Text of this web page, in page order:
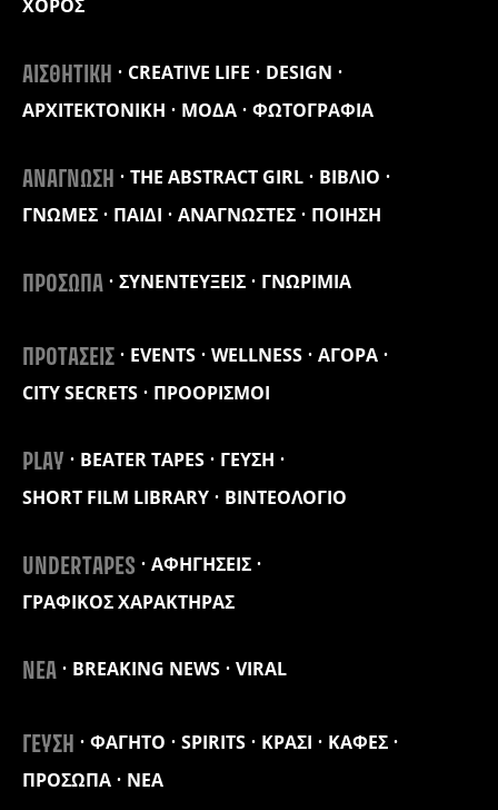
ΧΟΡΟΣ
ΑΙΣΘΗΤΙΚΗ CREATIVE LIFE
DESIGN
ΑΡΧΙΤΕΚΤΟΝΙΚΗ
ΜΟΔΑ ΦΩΤΟΓΡΑΦΙΑ
ΑΝΑΓΝΩΣΗ THE ABSTRACT GIRL
ΒΙΒΛΙΟ
ΓΝΩΜΕΣ
ΠΑΙΔΙ ΑΝΑΓΝΩΣΤΕΣ ΠΟΙΗΣΗ
ΠΡΟΣΩΠΑ ΣΥΝΕΝΤΕΥΞΕΙΣ ΓΝΩΡΙΜΙΑ
ΠΡΟΤΑΣΕΙΣ EVENTS WELLNESS
ΑΓΟΡΑ
CITY SECRETS
ΠΡΟΟΡΙΣΜΟΙ
PLAY BEATER TAPES
ΓΕΥΣΗ
SHORT FILM LIBRARY
ΒΙΝΤΕΟΛΟΓΙΟ
UNDERTAPES
ΑΦΗΓΗΣΕΙΣ
ΓΡΑΦΙΚΟΣ ΧΑΡΑΚΤΗΡΑΣ
ΝΕΑ BREAKING NEWS VIRAL
ΓΕΥΣΗ ΦΑΓΗΤΟ SPIRITS ΚΡΑΣΙ
ΚΑΦΕΣ
ΠΡΟΣΩΠΑ
ΝΕΑ